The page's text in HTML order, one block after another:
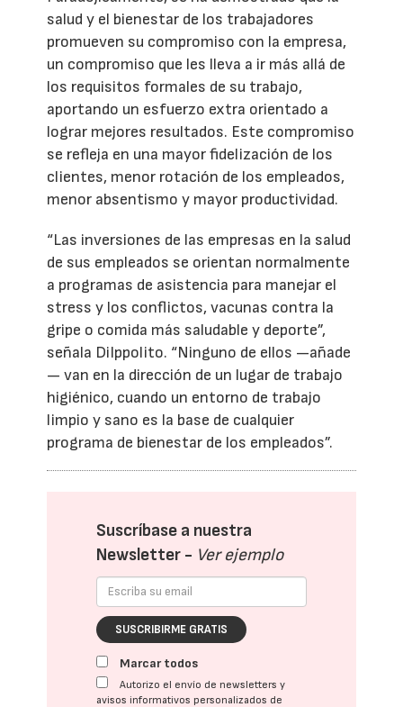
salud y el bienestar de los trabajadores
promueven su compromiso con la empresa,
un compromiso que les lleva a ir más allá de
los requisitos formales de su trabajo,
aportando un esfuerzo extra orientado a
lograr mejores resultados. Este compromiso
se refleja en una mayor fidelización de los
clientes, menor rotación de los empleados,
menor absentismo y mayor productividad.
“Las inversiones de las empresas en la salud
de sus empleados se orientan normalmente
a programas de asistencia para manejar el
stress y los conflictos, vacunas contra la
gripe o comida más saludable y deporte”,
señala DiIppolito. “Ninguno de ellos —añade
— van en la dirección de un lugar de trabajo
higiénico, cuando un entorno de trabajo
limpio y sano es la base de cualquier
programa de bienestar de los empleados”.
Suscríbase a nuestra
Newsletter - Ver ejemplo
SUSCRIBIRME GRATIS
Marcar todos
Autorizo el envío de newsletters y
avisos informativos personalizados de